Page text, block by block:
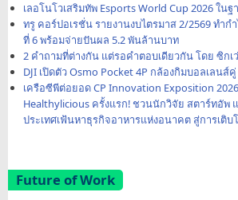
เลอโนโวเสริมทัพ Esports World Cup 2026 ใน
ทรู คอร์ปอเรชั่น รายงานงบไตรมาส 2/2569 ทำก
ที่ 6 พร้อมจ่ายปันผล 5.2 พันล้านบาท
2 คำถามที่ต่างกัน แต่รอคำตอบเดียวกัน โดย ซิกเว่
DJI เปิดตัว Osmo Pocket 4P กล้องกิมบอลเลนส์
เครือซีพีต่อยอด CP Innovation Exposition 2026
Healthylicious ครั้งแรก! ชวนนักวิจัย สตาร์ทอัพ
ประเทศเฟ้นหาธุรกิจอาหารแห่งอนาคต สู่การเติบ
Future of Work